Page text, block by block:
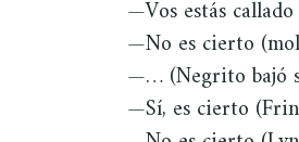
—Vos estás
—No es cierto
—… (Negrito bajó
—Sí, es cierto